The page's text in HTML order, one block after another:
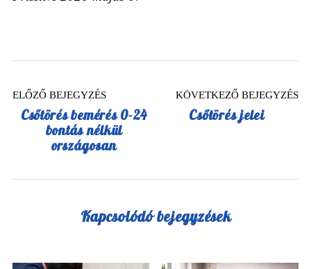
ELŐZŐ BEJEGYZÉS
Csőtörés bemérés 0-24
bontás nélkül
országosan
KÖVETKEZŐ BEJEGYZÉS
Csőtörés jelei
Kapcsolódó bejegyzések